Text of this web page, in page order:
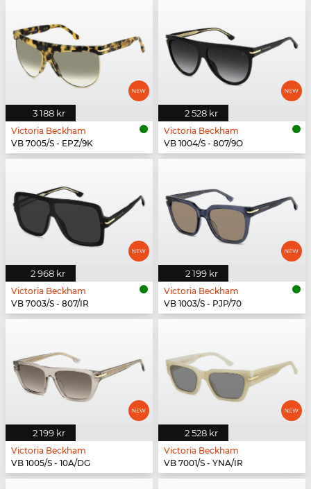
3 188 kr
Victoria Beckham
VB 7005/S - EPZ/9K
2 528 kr
Victoria Beckham
VB 1004/S - 807/9O
2 968 kr
Victoria Beckham
VB 7003/S - 807/IR
2 199 kr
Victoria Beckham
VB 1003/S - PJP/70
2 199 kr
Victoria Beckham
VB 1005/S - 10A/DG
2 528 kr
Victoria Beckham
VB 7001/S - YNA/IR